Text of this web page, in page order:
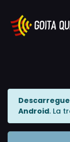
Android. La